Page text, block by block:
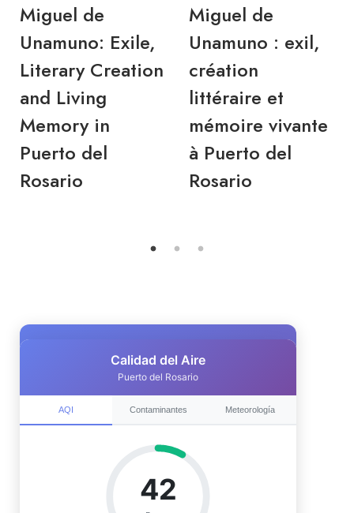
Miguel de
Unamuno: Exile,
Literary Creation
and Living
Memory in
Puerto del
Rosario
Miguel de
Unamuno : exil,
création
littéraire et
mémoire vivante
à Puerto del
Rosario